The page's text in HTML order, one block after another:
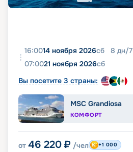
16:0014 ноября 2026сб 8 дн/7
07:0021 ноября 2026сб
Вы посетите 3 страны:
MSC Grandiosa
КОМФОРТ
от 46 220 ₽ /чел +1 000